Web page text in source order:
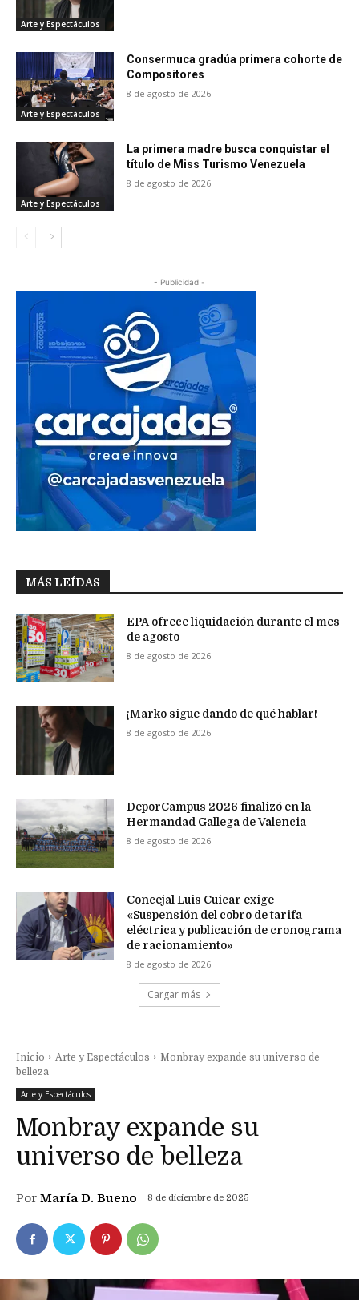
Arte y Espectáculos
Arte y Espectáculos
Consermuca gradúa primera cohorte de
Compositores
8 de agosto de 2026
Arte y Espectáculos
La primera madre busca conquistar el
título de Miss Turismo Venezuela
8 de agosto de 2026
- Publicidad -
MÁS LEÍDAS
EPA ofrece liquidación durante el mes
de agosto
8 de agosto de 2026
¡Marko sigue dando de qué hablar!
8 de agosto de 2026
DeporCampus 2026 finalizó en la
Hermandad Gallega de Valencia
8 de agosto de 2026
Concejal Luis Cuicar exige
«Suspensión del cobro de tarifa
eléctrica y publicación de cronograma
de racionamiento»
8 de agosto de 2026
Cargar más